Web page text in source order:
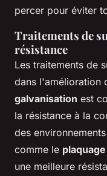
percer pour éviter
Traitements de
résistance
Les traitements de
dans l'amélioration
galvanisation est
la résistance à la
des
comme le
une meilleure